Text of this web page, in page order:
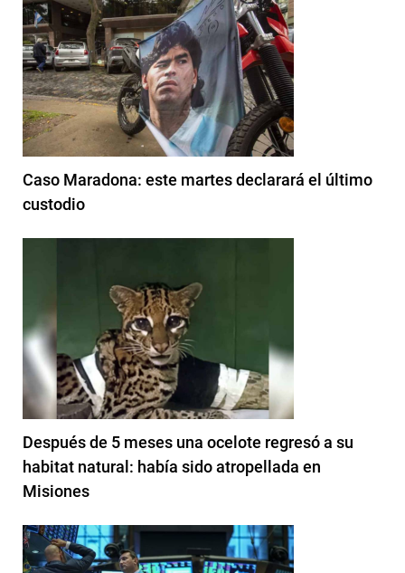
Caso Maradona: este martes declarará el último
custodio
Después de 5 meses una ocelote regresó a su
habitat natural: había sido atropellada en
Misiones